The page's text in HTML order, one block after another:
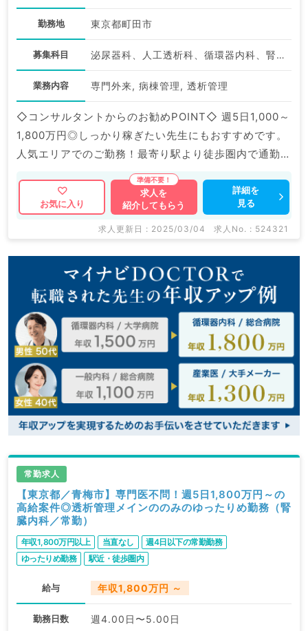
勤務地 東京都町田市
募集科目 泌尿器科、人工透析科、循環器内科、腎臓内科
業務内容 専門外来, 病棟管理, 透析管理
◇コンサルタントからのお勧めPOINT◇ 週5日1,000～
1,800万円◎しっかり稼ぎたい先生にもおすすめです。
人気エリアでのご勤務！最寄り駅より徒歩圏内で通勤便
の医療機関求人はもちろんのこと、 掲載情報以外にも
産業医等の企業系求人も多数扱っています。 求人内容
の詳細等はお気軽にお問合せ下さい。
お気に入り
求人を
紹介してもらう
詳細を
見る
求人更新日 : 2025/03/04 求人No. : 524321
常勤求人
【東京都／青梅市】専門医不問！週5日1,800万円～の
高給案件◎透析管理メインののみのゆったりめ勤務（腎
臓内科／常勤）
年収1,800万円以上 当直なし
週4日以下の常勤勤務
ゆったりめ勤務
駅近・徒歩圏内
給与 年収1,800万円 ～
勤務日数 週4.00日〜5.00日